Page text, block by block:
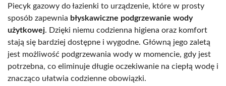
Piecyk gazowy do łazienki to urządzenie, które w prosty
sposób zapewnia błyskawiczne podgrzewanie wody
użytkowej. Dzięki niemu codzienna higiena oraz komfort
stają się bardziej dostępne i wygodne. Główną jego zaletą
jest możliwość podgrzewania wody w momencie, gdy jest
potrzebna, co eliminuje długie oczekiwanie na ciepłą wodę i
znacząco ułatwia codzienne obowiązki.